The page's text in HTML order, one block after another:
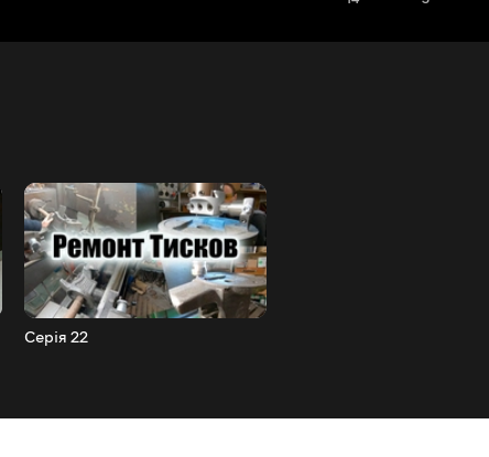
Серія 22